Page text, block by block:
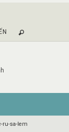
ru-sa-lem